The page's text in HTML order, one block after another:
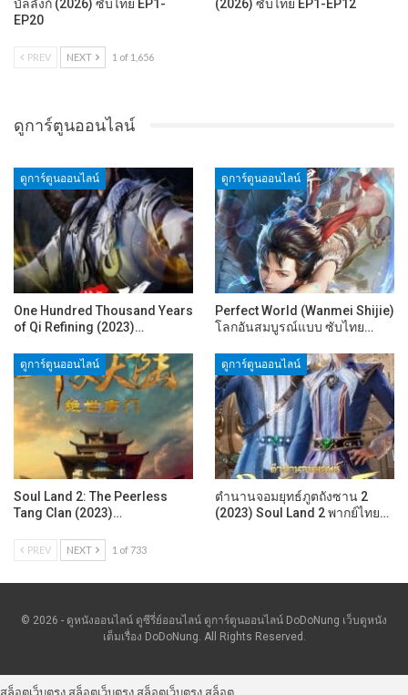
บัลลังก์ (2026) ซับไทย EP1-
EP20
(2026) ซับไทย EP1-EP12
PREV NEXT 1 of 1,656
ดูการ์ตูนออนไลน์
ดูการ์ตูนออนไลน์
One Hundred Thousand Years
of Qi Refining (2023)…
ดูการ์ตูนออนไลน์
Perfect World (Wanmei Shijie)
โลกอันสมบูรณ์แบบ ซับไทย…
ดูการ์ตูนออนไลน์
Soul Land 2: The Peerless
Tang Clan (2023)…
ดูการ์ตูนออนไลน์
ตำนานจอมยุทธ์ภูตถังซาน 2
(2023) Soul Land 2 พากย์ไทย…
PREV NEXT 1 of 733
© 2026 - ดูหนังออนไลน์ ดูซีรี่ย์ออนไลน์ ดูการ์ตูนออนไลน์ DoDoNung เว็บดูหนัง
เต็มเรื่อง DoDoNung. All Rights Reserved.